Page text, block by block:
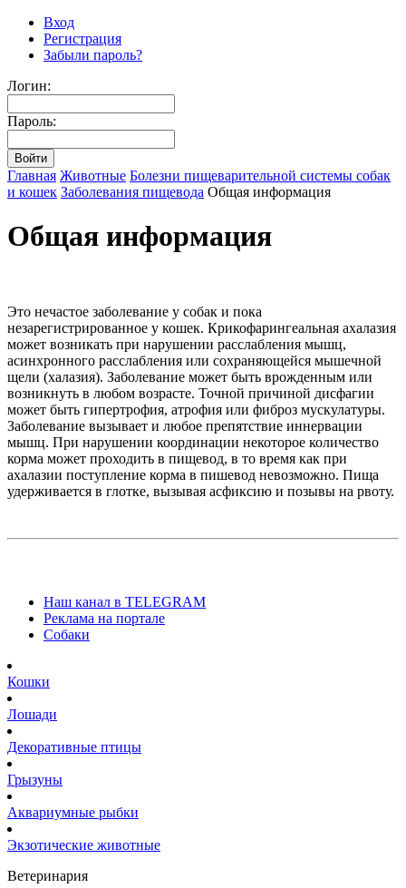
Вход
Регистрация
Забыли пароль?
Логин:
Пароль:
Главная Животные Болезни пищеварительной системы собак
и кошек Заболевания пищевода Общая информация
Общая информация
Это нечастое заболевание у собак и пока
незарегистрированное у кошек. Крикофарингеальная ахалазия
может возникать при нарушении расслабления мышц,
асинхронного расслабления или сохраняющейся мышечной
щели (халазия). Заболевание может быть врожденным или
возникнуть в любом возрасте. Точной причиной дисфагии
может быть гипертрофия, атрофия или фиброз мускулатуры.
Заболевание вызывает и любое препятствие иннервации
мышц. При нарушении координации некоторое количество
корма может проходить в пищевод, в то время как при
ахалазии поступление корма в пишевод невозможно. Пища
удерживается в глотке, вызывая асфиксию и позывы на рвоту.
Наш канал в TELEGRAM
Реклама на портале
Собаки
Кошки
Лошади
Декоративные птицы
Грызуны
Аквариумные рыбки
Экзотические животные
Ветеринария